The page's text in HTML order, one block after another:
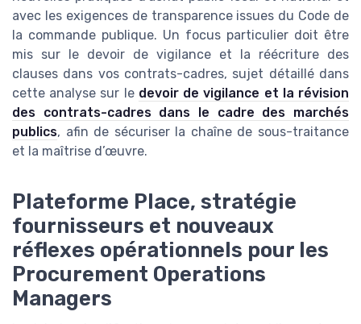
avec les exigences de transparence issues du Code de
la commande publique. Un focus particulier doit être
mis sur le devoir de vigilance et la réécriture des
clauses dans vos contrats-cadres, sujet détaillé dans
cette analyse sur le devoir de vigilance et la révision
des contrats-cadres dans le cadre des marchés
publics, afin de sécuriser la chaîne de sous-traitance
et la maîtrise d’œuvre.
Plateforme Place, stratégie
fournisseurs et nouveaux
réflexes opérationnels pour les
Procurement Operations
Managers